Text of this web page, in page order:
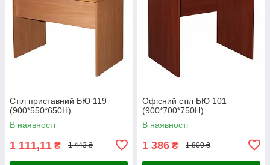
Стіл приставний БЮ 119
(900*550*650Н)
В наявності
1 111,11 ₴ 1 443 ₴
Офісний стіл БЮ 101
(900*700*750Н)
В наявності
1 386 ₴ 1 800 ₴